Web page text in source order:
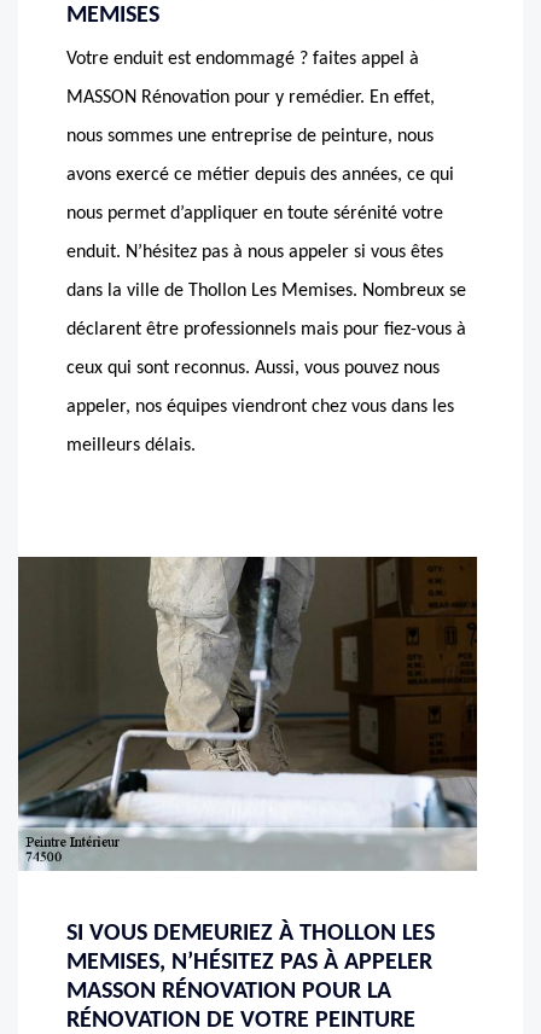
MEMISES
Votre enduit est endommagé ? faites appel à
MASSON Rénovation pour y remédier. En effet,
nous sommes une entreprise de peinture, nous
avons exercé ce métier depuis des années, ce qui
nous permet d’appliquer en toute sérénité votre
enduit. N’hésitez pas à nous appeler si vous êtes
dans la ville de Thollon Les Memises. Nombreux se
déclarent être professionnels mais pour fiez-vous à
ceux qui sont reconnus. Aussi, vous pouvez nous
appeler, nos équipes viendront chez vous dans les
meilleurs délais.
SI VOUS DEMEURIEZ À THOLLON LES
MEMISES, N’HÉSITEZ PAS À APPELER
MASSON RÉNOVATION POUR LA
RÉNOVATION DE VOTRE PEINTURE